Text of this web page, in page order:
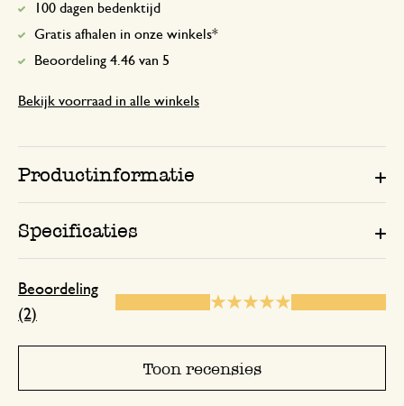
100 dagen bedenktijd
Gratis afhalen in onze winkels*
Beoordeling 4.46 van 5
Bekijk voorraad in alle winkels
Productinformatie
Specificaties
Beoordeling
(2)
Toon recensies
je aankoop! 🌿🧺